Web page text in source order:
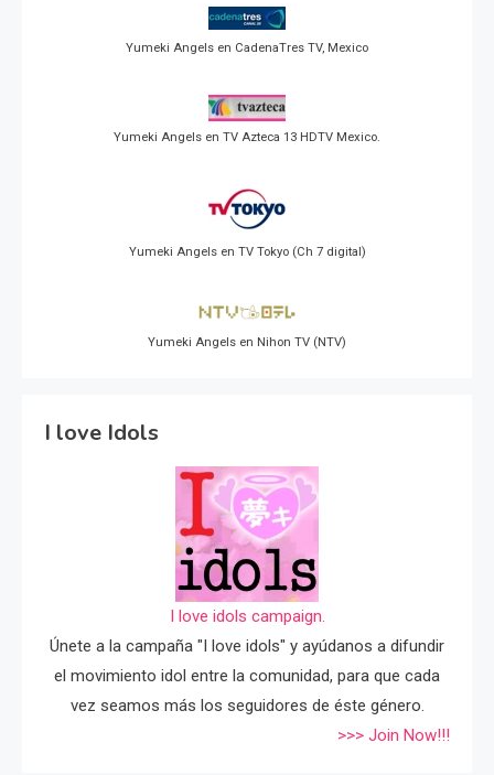
Yumeki Angels en CadenaTres TV, Mexico
Yumeki Angels en TV Azteca 13 HDTV Mexico.
Yumeki Angels en TV Tokyo (Ch 7 digital)
Yumeki Angels en Nihon TV (NTV)
I love Idols
I love idols campaign.
Únete a la campaña "I love idols" y ayúdanos a difundir
el movimiento idol entre la comunidad, para que cada
vez seamos más los seguidores de éste género.
>>> Join Now!!!